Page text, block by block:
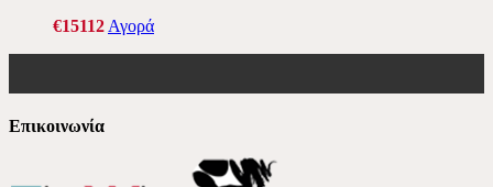
€15112 Αγορά
Επικοινωνία